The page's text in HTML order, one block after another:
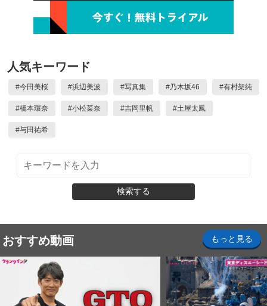
人気キーワード
#今田美桜 #浜辺美波 #写真集 #乃木坂46 #有村架純
#橋本環奈 #小松菜奈 #吉岡里帆 #土屋太鳳
#与田祐希
検索する
おすすめ動画 もっと見る